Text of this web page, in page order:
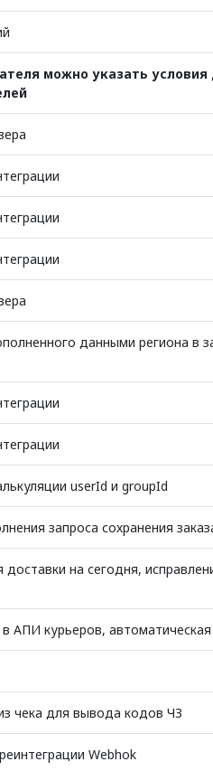
можно указать условия
данными региона в
userId и groupId
запроса сохранения
на сегодня,
АПИ курьеров,
чека для вывода кодов ЧЗ
Webhok